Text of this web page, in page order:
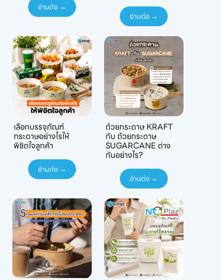
อ่านต่อ →
อ่านต่อ →
เลือกบรรจุภัณฑ์
กระดาษอย่างไรให้
พิชิตใจลูกค้า
อ่านต่อ →
ถ้วยกระดาษ KRAFT
กับ ถ้วยกระดาษ
SUGARCANE ต่าง
กันอย่างไร?
อ่านต่อ →